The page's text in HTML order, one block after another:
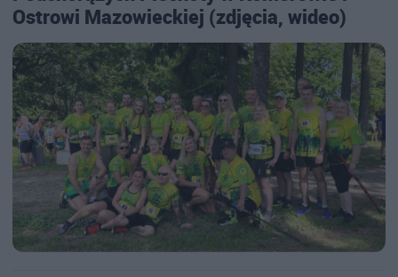
Ostrowi Mazowieckiej (zdjęcia, wideo)